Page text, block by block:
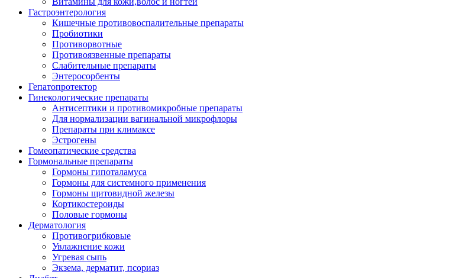
Гастроэнтерология
Кишечные противовоспалительные препараты
Пробиотики
Противорвотные
Противоязвенные препараты
Слабительные препараты
Энтеросорбенты
Гепатопротектор
Гинекологические препараты
Антисептики и противомикробные препараты
Для нормализации вагинальной микрофлоры
Препараты при климаксе
Эстрогены
Гомеопатические средства
Гормональные препараты
Гормоны гипоталамуса
Гормоны для системного применения
Гормоны щитовидной железы
Кортикостероиды
Половые гормоны
Дерматология
Противогрибковые
Увлажнение кожи
Угревая сыпь
Экзема, дерматит, псориаз